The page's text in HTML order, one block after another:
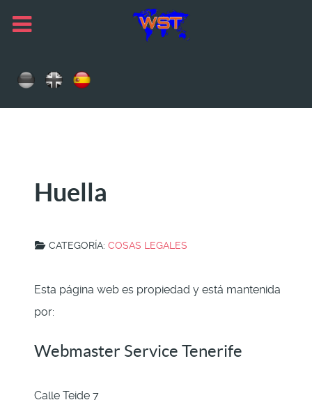
Huella
CATEGORÍA: COSAS LEGALES
Esta página web es propiedad y está mantenida
por:
Webmaster Service Tenerife
Calle Teide 7